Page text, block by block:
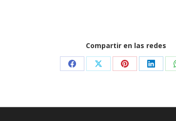
Compartir en las redes
Share Share Share Share